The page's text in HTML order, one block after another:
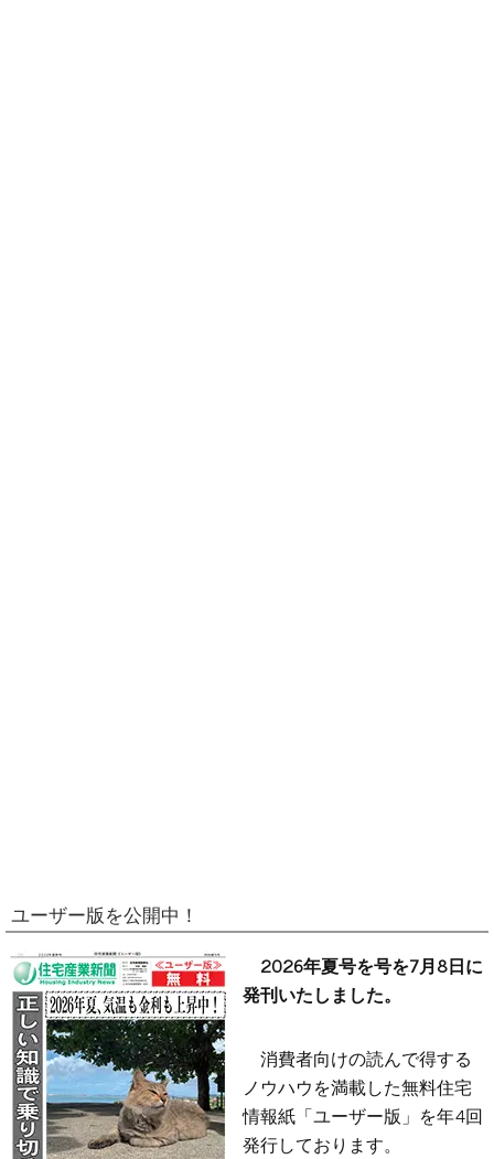
ユーザー版を公開中！
2026年夏号を号を7月8日に
発刊いたしました。
消費者向けの読んで得する
ノウハウを満載した無料住宅
情報紙「ユーザー版」を年4回
発行しております。